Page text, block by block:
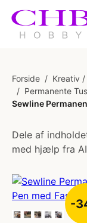
Forside / Kreativ /
/ Permanente
Sewline
Dele af
med hjælp fra
-